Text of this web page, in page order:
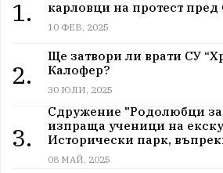
1.
карловци на протест
10 ФЕВ, 2025
2.
Ще затвори ли врати СУ
Калофер?
30 ЮЛИ, 2025
3.
Сдружение "Родолюбци
изпраща ученици на
Исторически парк,
дискриминацията
08 МАЙ, 2025